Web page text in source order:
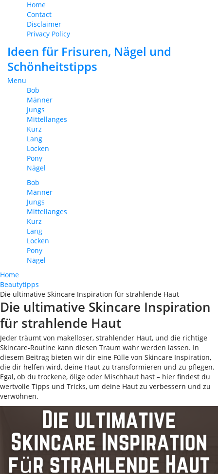
Home
Contact
Disclaimer
Privacy Policy
Ideen für Frisuren, Nägel und
Schönheitstipps
Menu
Bob
Männer
Jungs
Mittellanges
Kurz
Lang
Locken
Pony
Nägel
Bob
Männer
Jungs
Mittellanges
Kurz
Lang
Locken
Pony
Nägel
Home
Beautytipps
Die ultimative Skincare Inspiration für strahlende Haut
Die ultimative Skincare Inspiration
für strahlende Haut
Jeder träumt von makelloser, strahlender Haut, und die richtige
Skincare-Routine kann diesen Traum wahr werden lassen. In
diesem Beitrag bieten wir dir eine Fülle von Skincare Inspiration,
die dir helfen wird, deine Haut zu transformieren und zu pflegen.
Egal, ob du trockene, ölige oder Mischhaut hast – hier findest du
wertvolle Tipps und Tricks, um deine Haut zu verbessern und zu
verwöhnen.